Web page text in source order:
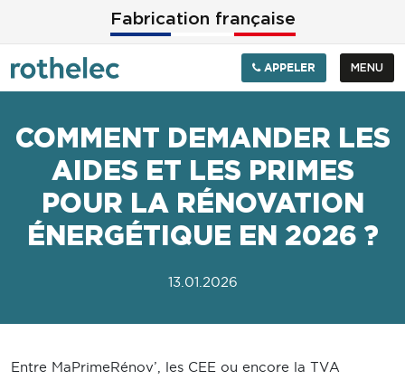
Aller au contenu principal
Fabrication française
APPELER MENU
COMMENT DEMANDER LES
AIDES ET LES PRIMES
POUR LA RÉNOVATION
ÉNERGÉTIQUE EN 2026 ?
13.01.2026
Entre MaPrimeRénov’, les CEE ou encore la TVA